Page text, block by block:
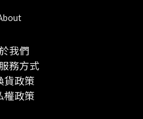
我們
務方式
貨政策
權政策